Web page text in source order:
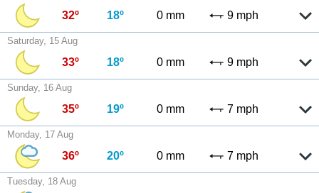
32º 18º 0 mm 9 mph
Saturday, 15 Aug
33º 18º 0 mm 9 mph
Sunday, 16 Aug
35º 19º 0 mm 7 mph
Monday, 17 Aug
36º 20º 0 mm 7 mph
Tuesday, 18 Aug